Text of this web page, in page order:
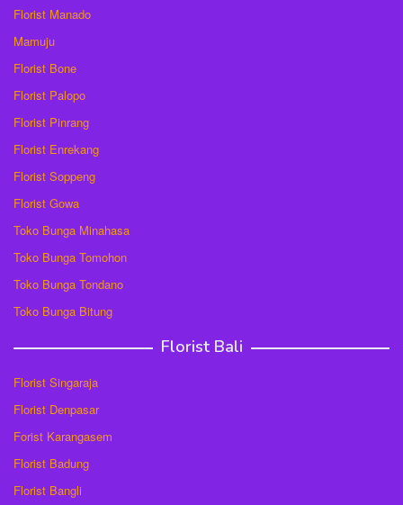
Florist Manado
Mamuju
Florist Bone
Florist Palopo
Florist Pinrang
Florist Enrekang
Florist Soppeng
Florist Gowa
Toko Bunga Minahasa
Toko Bunga Tomohon
Toko Bunga Tondano
Toko Bunga Bitung
Florist Bali
Florist Singaraja
Florist Denpasar
Forist Karangasem
Florist Badung
Florist Bangli